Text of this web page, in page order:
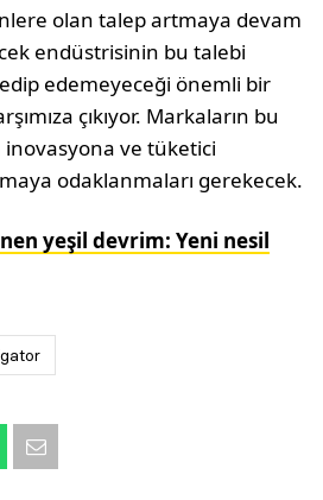
olan talep artmaya devam
endüstrisinin bu talebi
edemeyeceği önemli bir
çıkıyor. Markaların bu
inovasyona ve tüketici
odaklanmaları gerekecek.
yeşil devrim: Yeni nesil